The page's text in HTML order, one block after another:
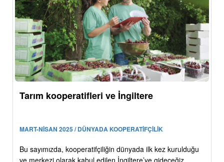
Tarım kooperatifleri ve İngiltere
MART-NİSAN 2025 / DÜNYADA KOOPERATİFÇİLİK
Bu sayımızda, kooperatifçiliğin dünyada ilk kez kurulduğu
ve merkezi olarak kabul edilen İngiltere’ye gideceğiz.